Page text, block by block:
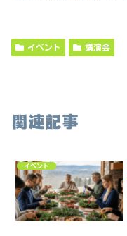
イベント 講演会
関連記事
イベント